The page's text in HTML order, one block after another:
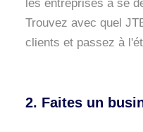
les entreprises à se
Trouvez avec quel
clients et passez à
2. Faites un